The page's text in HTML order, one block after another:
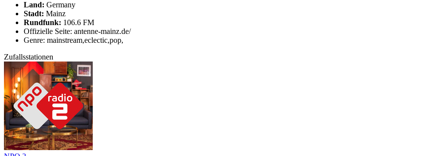
Land: Germany
Stadt: Mainz
Rundfunk: 106.6 FM
Offizielle Seite: antenne-mainz.de/
Genre: mainstream,eclectic,pop,
Zufallsstationen